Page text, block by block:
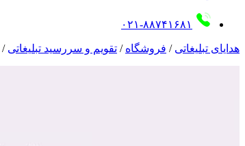
۰۲۱-۸۸۷۴۱۶۸۱
هدایای تبلیغاتی / فروشگاه / تقویم و سررسید تبلیغاتی /